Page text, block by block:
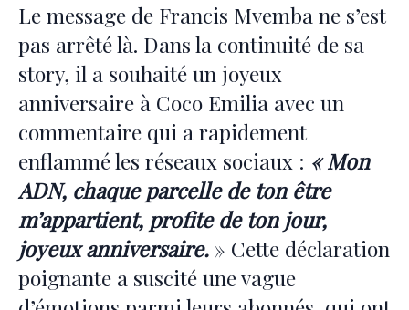
Le message de Francis Mvemba ne s’est
pas arrêté là. Dans la continuité de sa
story, il a souhaité un joyeux
anniversaire à Coco Emilia avec un
commentaire qui a rapidement
enflammé les réseaux sociaux : « Mon
ADN, chaque parcelle de ton être
m’appartient, profite de ton jour,
joyeux anniversaire. » Cette déclaration
poignante a suscité une vague